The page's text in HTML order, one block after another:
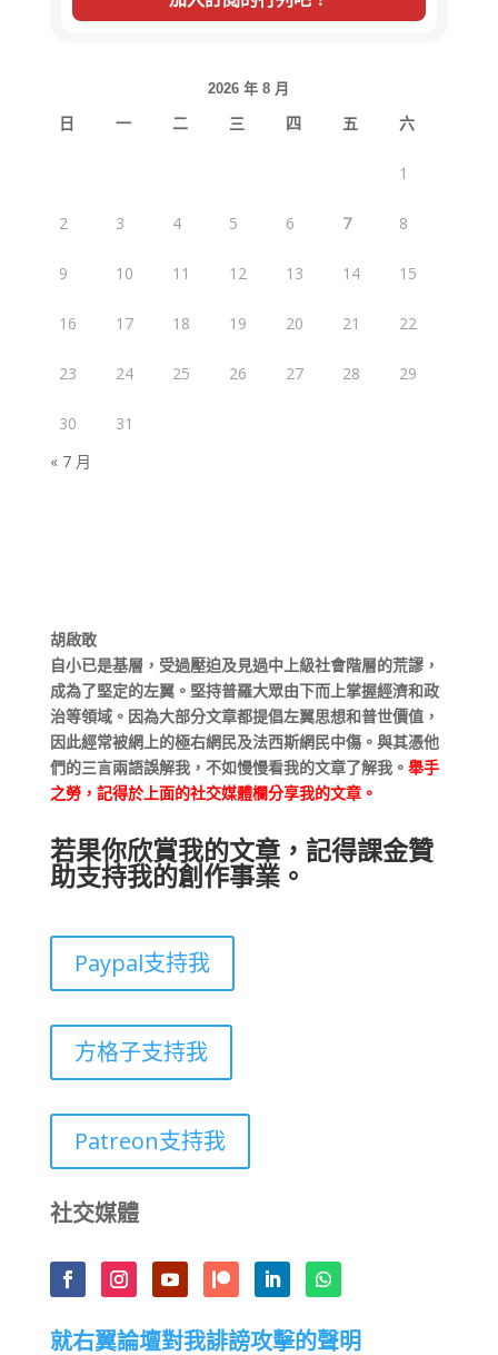
2026 年 8 月
日 一 二 三 四 五 六
1
2 3 4 5 6 7 8
9 10 11 12 13 14 15
16 17 18 19 20 21 22
23 24 25 26 27 28 29
30
31
« 7 月
胡啟敢
自小已是基層，受過壓迫及見過中上級社會階層的荒謬，
成為了堅定的左翼。堅持普羅大眾由下而上掌握經濟和政
治等領域。因為大部分文章都提倡左翼思想和普世價值，
因此經常被網上的極右網民及法西斯網民中傷。與其憑他
們的三言兩語誤解我，不如慢慢看我的文章了解我。 舉手
之勞，記得於上面的社交媒體欄分享我的文章。
若果你欣賞我的文章，記得課金贊
助支持我的創作事業。
Paypal支持我
方格子支持我
Patreon支持我
社交媒體
就右翼論壇對我誹謗攻擊的聲明